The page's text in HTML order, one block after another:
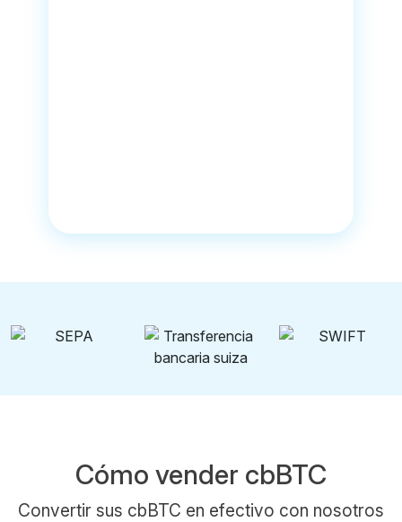
Cómo vender cbBTC
Convertir sus cbBTC en efectivo con nosotros